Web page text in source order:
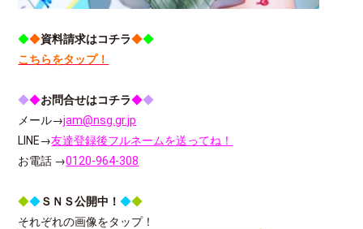
◆◆資料請求はコチラ◆◆
こちらをタップ！
◆◆お問合せはコチラ◆◆
メール→jam@nsg.gr.jp
LINE→友達登録後フルネームを送ってね！
お電話 →0120-964-308
◆◆ＳＮＳ公開中！◆◆
それぞれの画像をタップ！